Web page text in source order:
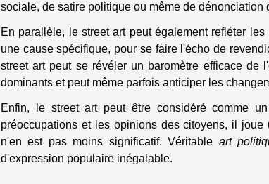
sociale, de satire politique ou même de dénonciation
En parallèle, le street art peut également refléter les
une cause spécifique, pour se faire l'écho de
street art peut se révéler un baromètre efficace
dominants et peut même parfois anticiper les
Enfin, le street art peut être considéré comme
préoccupations et les opinions des citoyens, il
n'en est pas moins significatif. Véritable art
d'expression populaire inégalable.